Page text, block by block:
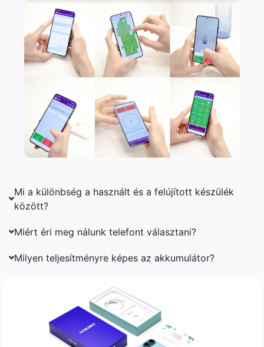
Mi a különbség a használt és a felújított készülék
között?
Miért éri meg nálunk telefont választani?
Milyen teljesítményre képes az akkumulátor?